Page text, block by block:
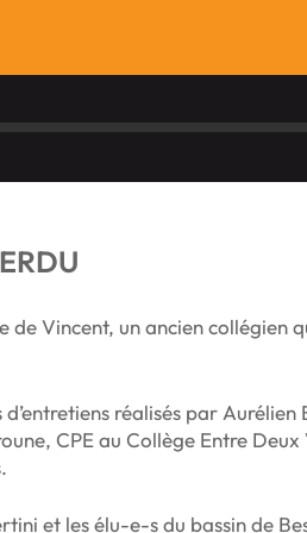
Vincent, un ancien collégien
réalisés par
CPE au Collège Entre
et les élu-e-s du bassin de